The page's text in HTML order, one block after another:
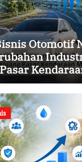
Otomotif